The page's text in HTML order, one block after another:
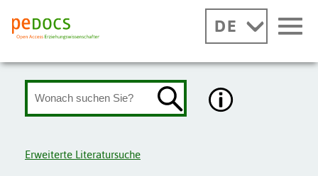
DE
Erweiterte Literatursuche